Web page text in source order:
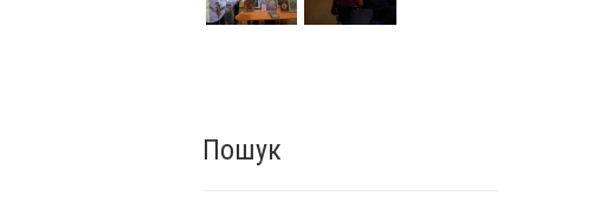
Пошук